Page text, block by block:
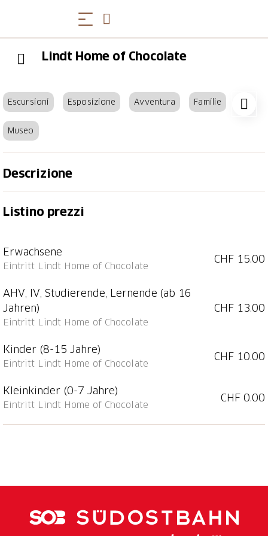
Lindt Home of Chocolate
Escursioni Esposizione Avventura Familie
Museo
Descrizione
Erlebniswelt für Schokoladenliebhaber. Das von den
Schokoladenwelt, die Gross und Klein begeistert. Mit
einem multimedialen Museum, einem Café, den
Schokoladenkursen und dem grössten Lindt
Chocolate Shop weltweit ist das Lindt Home of
Familie.
Listino prezzi
Erwachsene
Eintritt Lindt Home of Chocolate
CHF 15.00
AHV, IV, Studierende, Lernende (ab 16
Jahren)
Eintritt Lindt Home of Chocolate
CHF 13.00
Kinder (8-15 Jahre)
Eintritt Lindt Home of Chocolate
CHF 10.00
Kleinkinder (0-7 Jahre)
Eintritt Lindt Home of Chocolate
CHF 0.00